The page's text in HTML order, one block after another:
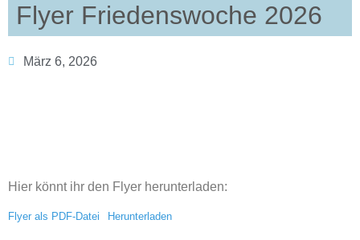
Flyer Friedenswoche 2026
März 6, 2026
Hier könnt ihr den Flyer herunterladen:
Flyer als PDF-Datei Herunterladen